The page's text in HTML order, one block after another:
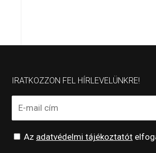
IRATKOZZON FEL HÍRLEVELÜNKRE!
Az adatvédelmi tájékoztatót